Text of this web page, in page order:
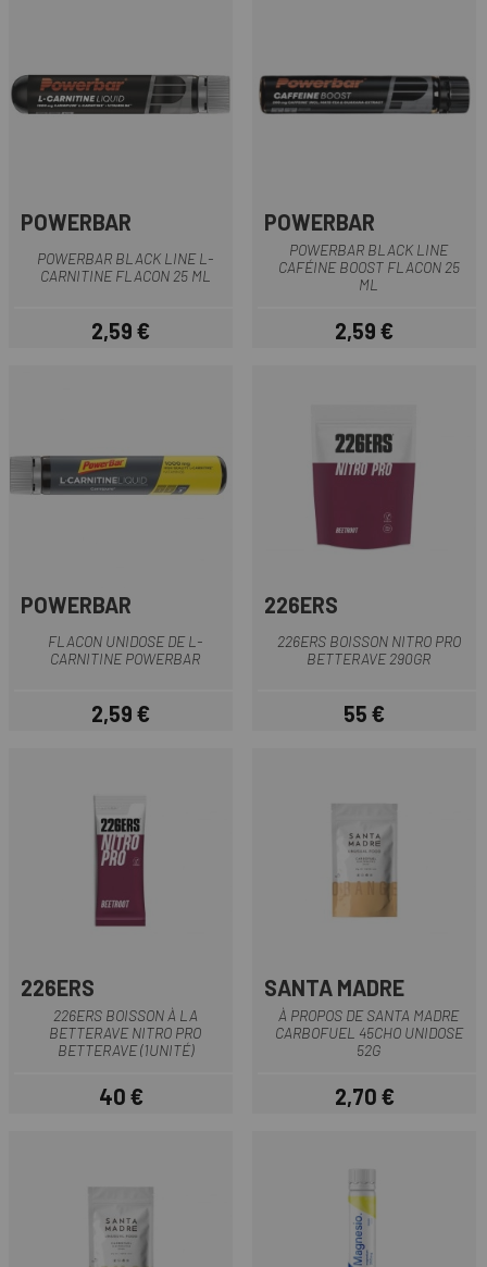
POWERBAR
POWERBAR BLACK LINE L-
CARNITINE FLACON 25 ML
Prix
2,59 €
POWERBAR
POWERBAR BLACK LINE
CAFÉINE BOOST FLACON 25
ML
Prix
2,59 €
POWERBAR
FLACON UNIDOSE DE L-
CARNITINE POWERBAR
Prix
2,59 €
226ERS
226ERS BOISSON NITRO PRO
BETTERAVE 290GR
Prix
55 €
226ERS
226ERS BOISSON À LA
BETTERAVE NITRO PRO
BETTERAVE (1UNITÉ)
Prix
40 €
SANTA MADRE
À PROPOS DE SANTA MADRE
CARBOFUEL 45CHO UNIDOSE
52G
Prix
2,70 €